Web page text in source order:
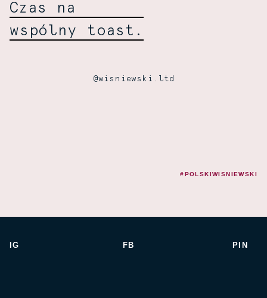
Czas na
wspólny toast.
@wisniewski.ltd
#POLSKIWISNIEWSKI
IG FB PIN